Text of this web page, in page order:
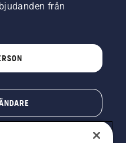
från